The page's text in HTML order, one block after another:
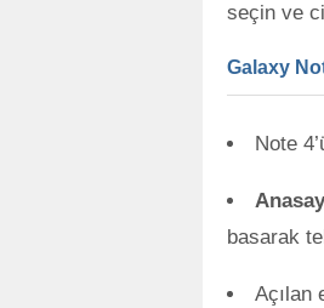
seçin ve
Galaxy
Note
basarak
Açılan